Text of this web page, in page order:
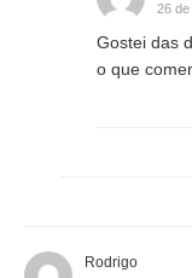
26 de
Gostei das
o que
Rodrigo